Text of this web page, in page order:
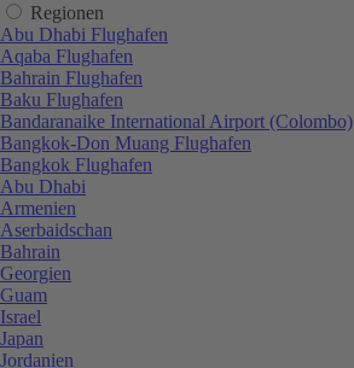
Regionen
Abu Dhabi Flughafen
Aqaba Flughafen
Bahrain Flughafen
Baku Flughafen
Bandaranaike International Airport (Colombo)
Bangkok-Don Muang Flughafen
Bangkok Flughafen
Abu Dhabi
Armenien
Aserbaidschan
Bahrain
Georgien
Guam
Israel
Japan
Jordanien